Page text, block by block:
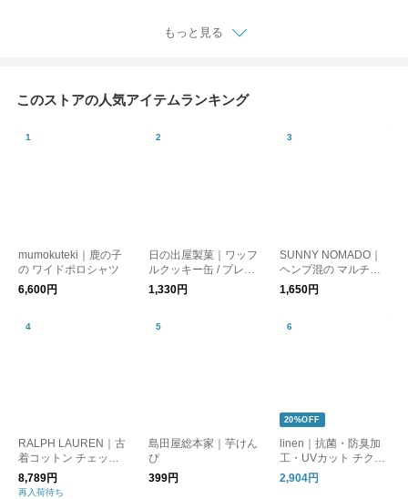
もっと見る
このストアの人気アイテムランキング
mumokuteki｜鹿の子
の ワイドポロシャツ
6,600円
日の出屋製菓｜ワッフ
ルクッキー缶 / プレー
ン・チーズ
1,330円
SUNNY NOMADO｜
ヘンプ混の マルチカ
ラーソックス
1,650円
RALPH LAUREN｜古
着コットン チェック
半袖シャツ24
8,789円
再入荷待ち
島田屋総本家｜芋けん
ぴ
399円
20%OFF
linen｜抗菌・防臭加
工・UVカット チクチ
クしない麻ストール
2,904円